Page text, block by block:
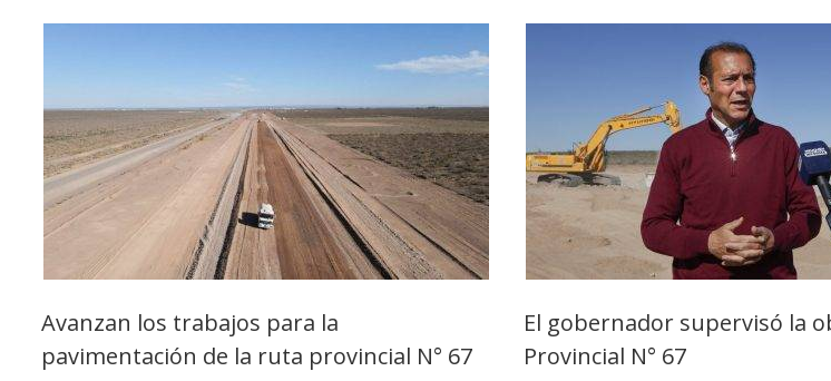
Avanzan los trabajos para la
pavimentación de la ruta provincial N° 67
El gobernador supervisó la
Provincial N° 67